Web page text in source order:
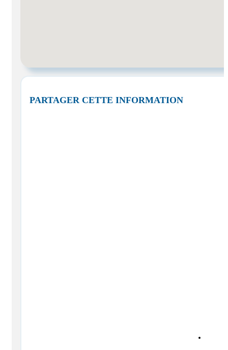
PARTAGER CETTE INFORMATION